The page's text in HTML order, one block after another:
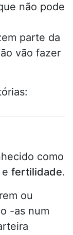
não pode
parte da
vão fazer
como
e fertilidade.
ou
-as num